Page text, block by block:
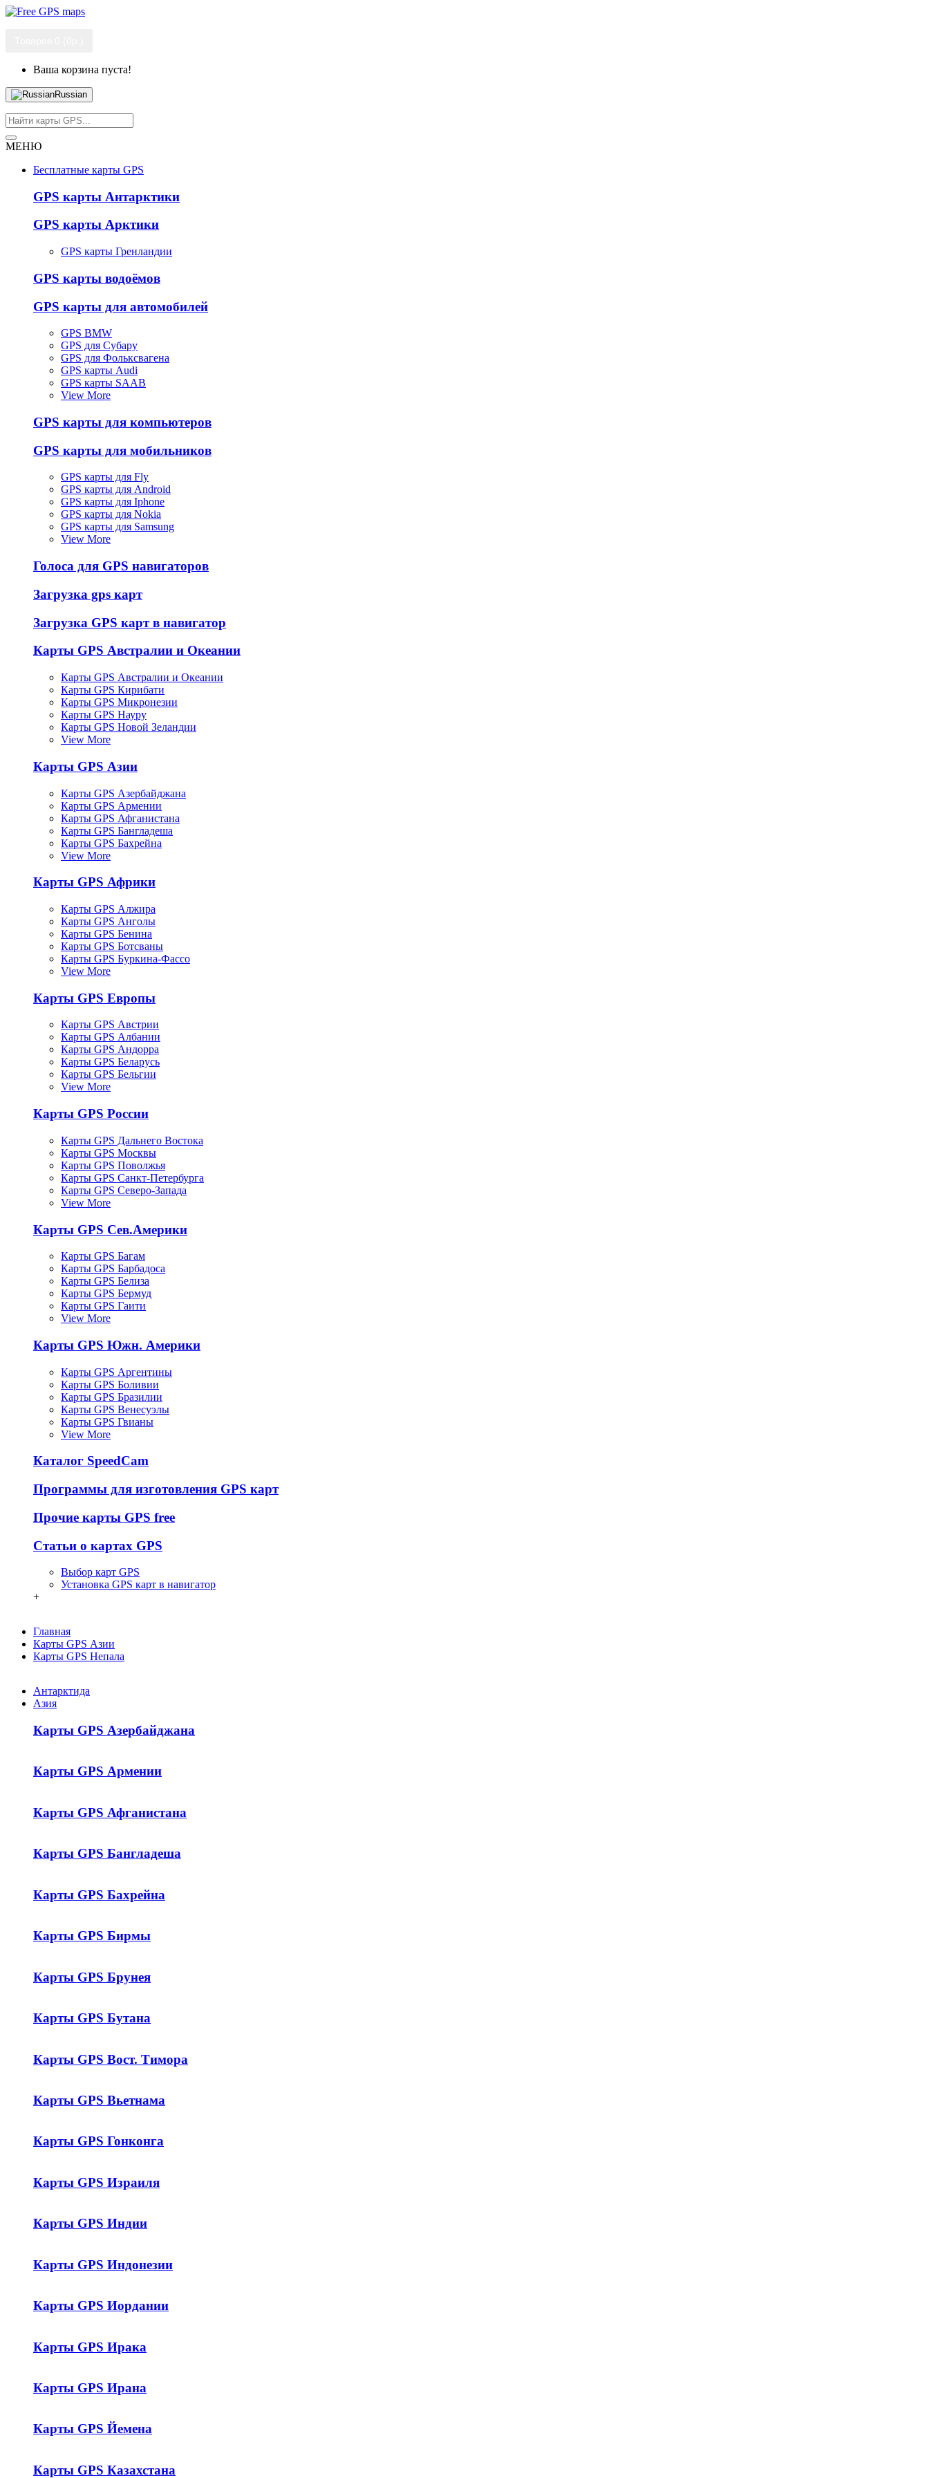
Ваша корзина пуста!
Russian
МЕНЮ
Бесплатные карты GPS
GPS карты Антарктики
GPS карты Арктики
GPS карты Гренландии
GPS карты водоёмов
GPS карты для автомобилей
GPS BMW
GPS для Субару
GPS для Фольксвагена
GPS карты Audi
GPS карты SAAB
View More
GPS карты для компьютеров
GPS карты для мобильников
GPS карты для Fly
GPS карты для Android
GPS карты для Iphone
GPS карты для Nokia
GPS карты для Samsung
View More
Голоса для GPS навигаторов
Загрузка gps карт
Загрузка GPS карт в навигатор
Карты GPS Австралии и Океании
Карты GPS Австралии и Океании
Карты GPS Кирибати
Карты GPS Микронезии
Карты GPS Науру
Карты GPS Новой Зеландии
View More
Карты GPS Азии
Карты GPS Азербайджана
Карты GPS Армении
Карты GPS Афганистана
Карты GPS Бангладеша
Карты GPS Бахрейна
View More
Карты GPS Африки
Карты GPS Алжира
Карты GPS Анголы
Карты GPS Бенина
Карты GPS Ботсваны
Карты GPS Буркина-Фассо
View More
Карты GPS Европы
Карты GPS Австрии
Карты GPS Албании
Карты GPS Андорра
Карты GPS Беларусь
Карты GPS Бельгии
View More
Карты GPS России
Карты GPS Дальнего Востока
Карты GPS Москвы
Карты GPS Поволжья
Карты GPS Санкт-Петербурга
Карты GPS Северо-Запада
View More
Карты GPS Сев.Америки
Карты GPS Багам
Карты GPS Барбадоса
Карты GPS Белиза
Карты GPS Бермуд
Карты GPS Гаити
View More
Карты GPS Южн. Америки
Карты GPS Аргентины
Карты GPS Боливии
Карты GPS Бразилии
Карты GPS Венесуэлы
Карты GPS Гвианы
View More
Каталог SpeedCam
Программы для изготовления GPS карт
Прочие карты GPS free
Статьи о картах GPS
Выбор карт GPS
Установка GPS карт в навигатор
+
Главная
Карты GPS Азии
Карты GPS Непала
Антарктида
Азия
Карты GPS Азербайджана
Карты GPS Армении
Карты GPS Афганистана
Карты GPS Бангладеша
Карты GPS Бахрейна
Карты GPS Бирмы
Карты GPS Брунея
Карты GPS Бутана
Карты GPS Вост. Тимора
Карты GPS Вьетнама
Карты GPS Гонконга
Карты GPS Израиля
Карты GPS Индии
Карты GPS Индонезии
Карты GPS Иордании
Карты GPS Ирака
Карты GPS Ирана
Карты GPS Йемена
Карты GPS Казахстана